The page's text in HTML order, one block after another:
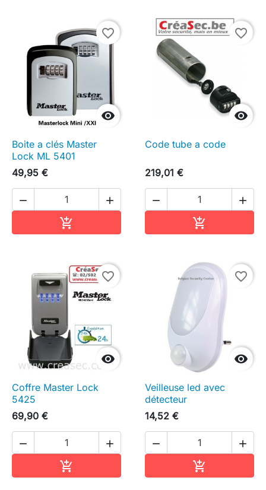

favorite_border
Boite a clés Master
Lock ML 5401
49,95 €
 


favorite_border
Code tube a code
219,01 €
 


favorite_border
Coffre Master Lock
5425
69,90 €
 


favorite_border
Veilleuse led avec
détecteur
14,52 €
 
